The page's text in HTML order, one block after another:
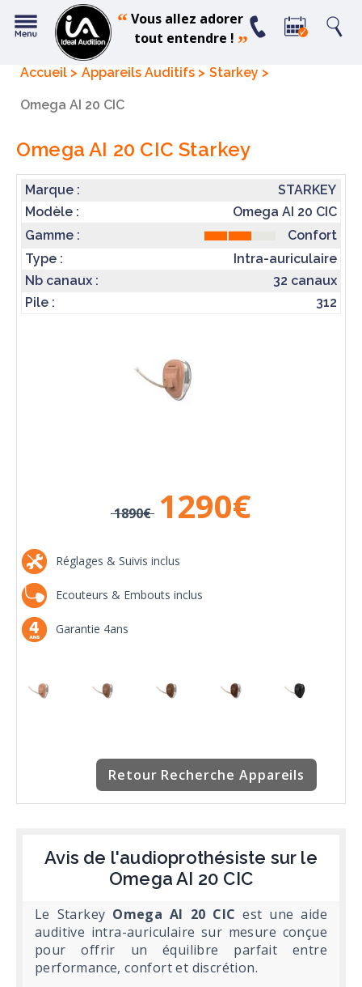
“Vous allez adorer
tout entendre ! ”
Accueil Appareils Auditifs Starkey
Omega AI 20 CIC
Omega AI 20 CIC Starkey
Marque :
STARKEY
Modèle :
Omega AI 20 CIC
Gamme :
Confort
Type :
Intra-auriculaire
Nb canaux :
32 canaux
Pile :
312
1890€ 1290€
Réglages & Suivis inclus
Ecouteurs & Embouts inclus
Garantie 4ans
Retour Recherche Appareils
Avis de l'audioprothésiste sur le
Omega AI 20 CIC
Le Starkey Omega AI 20 CIC est une aide
auditive intra-auriculaire sur mesure conçue
pour offrir un équilibre parfait entre
performance, confort et discrétion.